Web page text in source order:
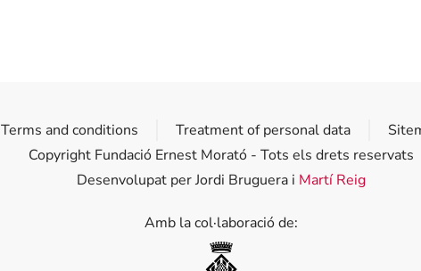
Terms and conditions Treatment of personal data
Copyright Fundació Ernest Morató - Tots els drets reservats
Desenvolupat per Jordi Bruguera i Martí Reig
Amb la col·laboració de: